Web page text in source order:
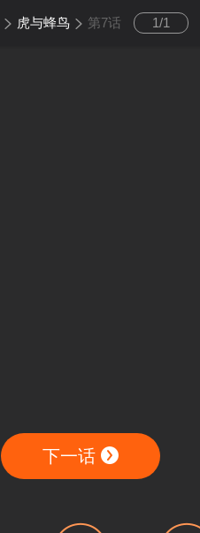
虎与蜂鸟 第7话 1/1
下一话